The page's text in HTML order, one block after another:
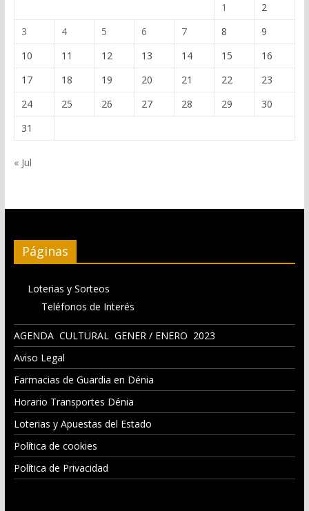
1
2
3
4 5 6 7 8
9
10
11 12 13 14 15
16
17
18 19 20 21 22
23
24
25 26 27 28 29
30
31
« Jul
Páginas
Loterias y Sorteos
Teléfonos de Interés
AGENDA CULTURAL GENER / ENERO 2023
Aviso Legal
Farmacias de Guardia en Dénia
Horario Transportes Dénia
Loterias y Apuestas del Estado
Política de cookies
Política de Privacidad